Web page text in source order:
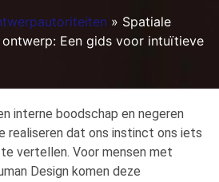
» Spatiale
Een gids voor intuïtieve
interne boodschap en negeren
realiseren dat ons instinct ons iets
vertellen. Voor mensen met
Design komen deze